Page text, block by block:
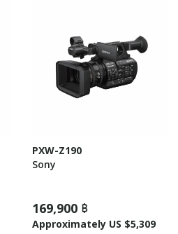
PXW-Z190
Sony
169,900 ฿
Approximately US $5,309